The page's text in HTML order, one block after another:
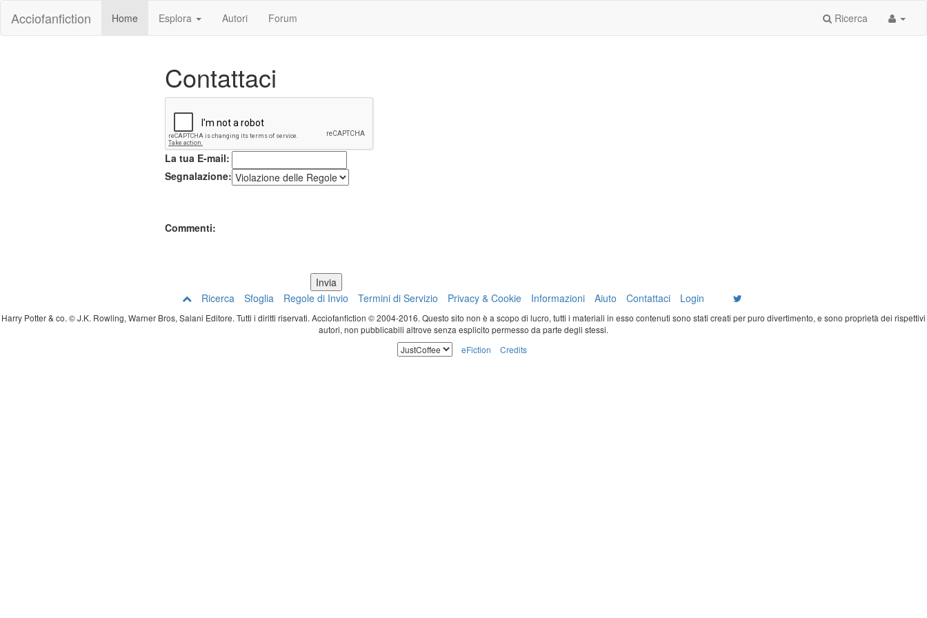
Acciofanfiction Home Esplora Autori Forum Ricerca
Contattaci
La tua E-mail:
Segnalazione:
Commenti:
Ricerca Sfoglia Regole di Invio Termini di Servizio Privacy & Cookie Informazioni Aiuto Contattaci Login
Harry Potter & co. © J.K. Rowling, Warner Bros, Salani Editore. Tutti i diritti riservati. Acciofanfiction © 2004-2016. Questo sito non è a scopo di lucro, tutti i materiali in esso contenuti sono stati creati per puro divertimento, e sono proprietà dei rispettivi
autori, non pubblicabili altrove senza esplicito permesso da parte degli stessi.
eFiction
Credits